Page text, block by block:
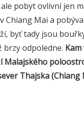
pobyt ovlivní jen
Chiang Mai a
byť tady jsou
brzy odpoledne.
Malajského
Thajska (Chiang